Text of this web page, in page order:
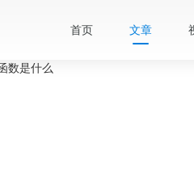
首页 文章
数是什么